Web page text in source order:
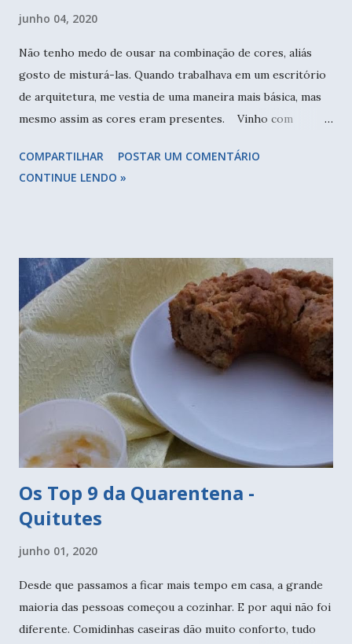
junho 04, 2020
Não tenho medo de ousar na combinação de cores, aliás
gosto de misturá-las. Quando trabalhava em um escritório
de arquitetura, me vestia de uma maneira mais básica, mas
mesmo assim as cores eram presentes. Vinho com
colete que teci ano passado com os restinhos de fios que
estavam aqui dando sopa. Desde março em casa, sem sair
e as roupas para a máquina de lavar. Eu emagreci muito
nestes últimos meses, mas não mudei a modelagem, pois
espero recuperar estes quilinhos em breve. Mas mesmo
assim, andei costurando algumas peças e melhor, montei
looks para ficar em casa mesmo, não apenas para
fotografar. Não sabemos quanto tempo mais esse "retiro"
vai durar, portanto é melhor de arrumar para trazer um
pouco de alegria n...
COMPARTILHAR
POSTAR UM COMENTÁRIO
CONTINUE LENDO »
Os Top 9 da Quarentena -
Quitutes
junho 01, 2020
Desde que passamos a ficar mais tempo em casa, a grande
maioria das pessoas começou a cozinhar. E por aqui não foi
diferente. Comidinhas caseiras dão muito conforto, tudo